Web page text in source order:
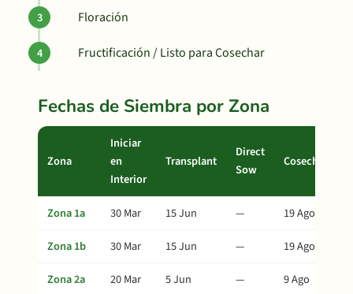
Floración
Fructificación / Listo para Cosechar
Fechas de Siembra por Zona
Zona
Iniciar
en
Interior
Transplant
Direct
Sow
Cosecha
Zona 1a 30 Mar 15 Jun —
19 Ago
Zona 1b
30 Mar 15 Jun —
19 Ago
Zona 2a
20 Mar 5 Jun —
9 Ago